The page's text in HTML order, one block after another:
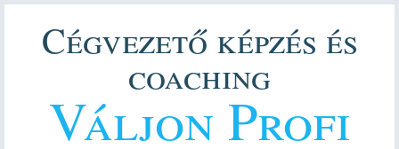
Cégvezető képzés és
coaching
Váljon Profi